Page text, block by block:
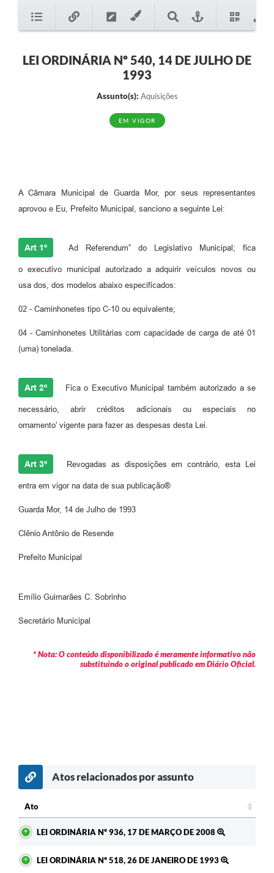
LEI ORDINÁRIA Nº 540, 14 DE JULHO DE
1993
Assunto(s): Aquisições
EM VIGOR
A Câmara Municipal de Guarda Mor, por seus representantes
aprovou e Eu, Prefeito Municipal, sanciono a seguinte Lei:
Art 1º Ad Referendum” do Legislativo Municipal; fica
o executivo municipal autorizado a adquirir veículos novos ou
usa dos, dos modelos abaixo especificados:
02 - Caminhonetes tipo C-10 ou equivalente;
04 - Caminhonetes Utilitárias com capacidade de carga de até 01
(uma) tonelada.
Art 2º Fica o Executivo Municipal também autorizado a se
necessário, abrir créditos adicionais ou especiais no
ornamento' vigente para fazer as despesas desta Lei.
Art 3º Revogadas as disposições em contrário, esta Lei
entra em vigor na data de sua publicação®
Guarda Mor, 14 de Julho de 1993
Clênio Antônio de Resende
Prefeito Municipal
Emílio Guimarães C. Sobrinho
Secretário Municipal
* Nota: O conteúdo disponibilizado é meramente informativo não
substituindo o original publicado em Diário Oficial.
Atos relacionados por assunto
Ato
LEI ORDINÁRIA Nº 936, 17 DE MARÇO DE 2008
LEI ORDINÁRIA Nº 518, 26 DE JANEIRO DE 1993